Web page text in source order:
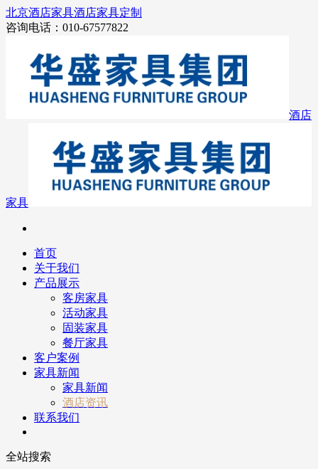
北京酒店家具酒店家具定制
咨询电话：010-67577822
酒店
家具
首页
关于我们
产品展示
客房家具
活动家具
固装家具
餐厅家具
客户案例
家具新闻
家具新闻
酒店资讯
联系我们
全站搜索